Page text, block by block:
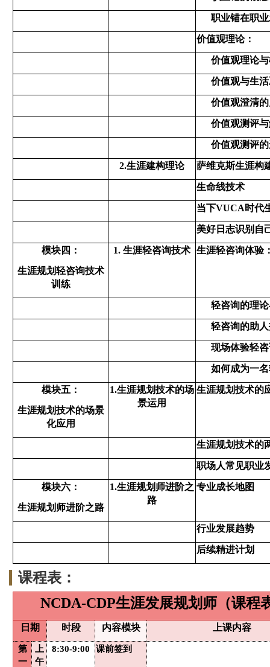
职业锚在职
价值观理论：
价值观理论
价值观与生
价值观澄清
价值观测评
价值观测评
2.生涯建构理论 萨维克斯生涯构
生命线技术
当下VUCA时代
美好日志识别自
模块四：
生涯规划轻咨询技术
训练
1. 生涯轻咨询技术 生涯轻咨询体验
轻咨询的理
轻咨询的助
现场体验轻
如何成为一
模块五：
生涯规划技术的场景
化应用
1.生涯规划技术的场
景运用
生涯规划技术的
生涯规划技术的
职场人常见职业
模块六：
生涯规划师进阶之路
1.生涯规划师进阶之
路
专业成长地图
行业发展趋势
后续精进计划
课程表：
NCDA-CDP生涯发展规划师（课程
日期 时段 内容模块 上课内容
第
一
上
午
8:30-9:00 课前签到